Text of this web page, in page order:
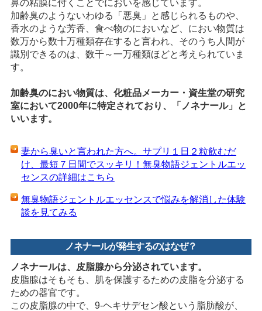
鼻の粘膜に付くことでにおいを感じています。
加齢臭のようないわゆる「悪臭」と感じられるものや、
香水のような芳香、食べ物のにおいなど、におい物質は
数万から数十万種類存在すると言われ、そのうち人間が
識別できるのは、数千～一万種類ほどと考えられていま
す。
加齢臭のにおい物質は、化粧品メーカー・資生堂の研究
室において2000年に特定されており、「ノネナール」と
いいます。
妻から臭いと言われた方へ。サプリ１日２粒飲むだ
け、最短７日間でスッキリ！無臭物語ジェントルエッ
センスの詳細はこちら
無臭物語ジェントルエッセンスで悩みを解消した体験
談を見てみる
ノネナールが発生するのはなぜ？
ノネナールは、皮脂腺から分泌されています。
皮脂腺はそもそも、肌を保護するための皮脂を分泌する
ための器官です。
この皮脂腺の中で、9-ヘキサデセン酸という脂肪酸が、